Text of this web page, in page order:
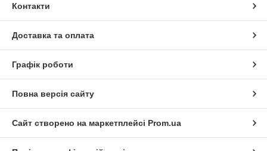
Контакти
Доставка та оплата
Графік роботи
Повна версія сайту
Сайт створено на маркетплейсі Prom.ua